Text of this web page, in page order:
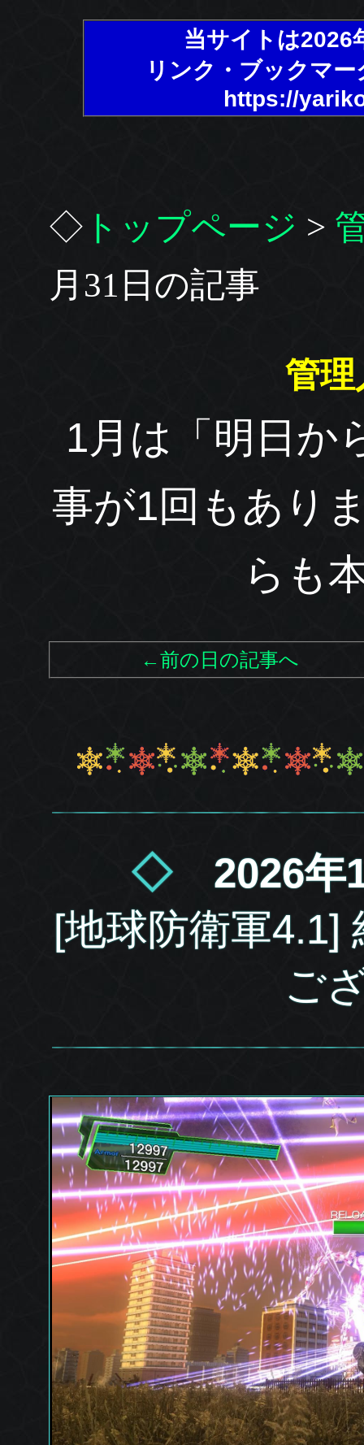
当サイトは2026
リンク・ブックマ
https://
◇ トップページ >
月31日の記事
管理
1月は「明日か
事が1回もあり
らも
←前の日の記事へ
◇ 2026
[地球防衛軍4.1]
ご